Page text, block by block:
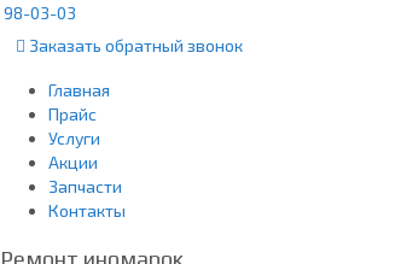
98-03-03
Заказать обратный звонок
Главная
Прайс
Услуги
Акции
Запчасти
Контакты
Ремонт иномарок